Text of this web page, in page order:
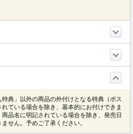
典」以外の商品の外付けとなる特典（ポス
ている場合を除き、基本的にお付けできま
品名に明記されている場合を除き、発売日
せん。予めご了承ください。